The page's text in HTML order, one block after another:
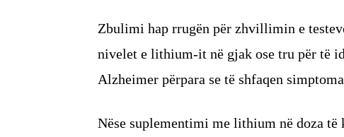
Zbulimi hap rrugën për zhvillimin e
nivelet e lithium-it në gjak ose tru për të
Alzheimer përpara se të shfaqen
Nëse suplementimi me lithium në doza